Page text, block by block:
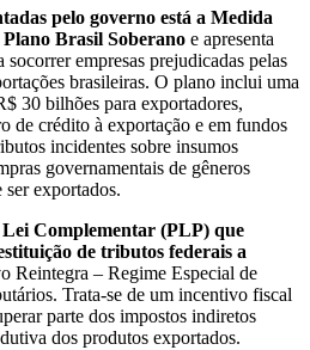
pelo governo está a Medida
Brasil Soberano e apresenta
empresas prejudicadas pelas
brasileiras. O plano inclui uma
30 bilhões para exportadores,
de crédito à exportação e em fundos
incidentes sobre insumos
governamentais de gêneros
exportados.
Complementar (PLP) que
de tributos federais a
Reintegra – Regime Especial de
Trata-se de um incentivo fiscal
parte dos impostos indiretos
dos produtos exportados.